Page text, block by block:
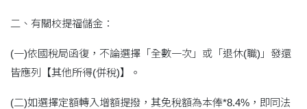
二、有關校提福儲金：
(一)依國稅局函復，不論選擇「全數一次」或「退休(職)」發還
皆應列【其他所得(併稅)】。
(二)如選擇定額轉入增額提撥，其免稅額為本俸*8.4%，即同法